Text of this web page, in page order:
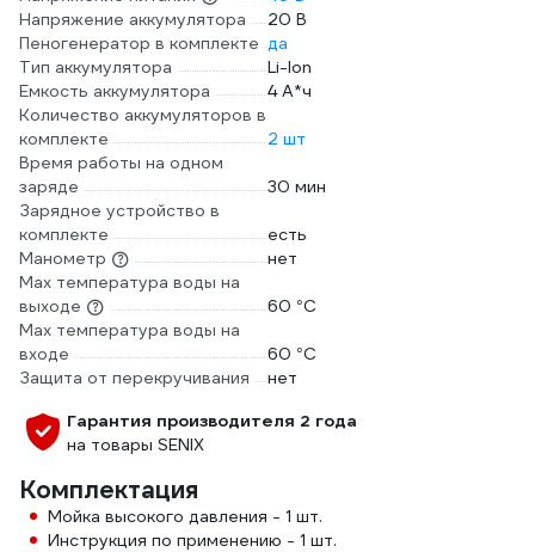
Напряжение аккумулятора
20 В
Пеногенератор в комплекте да
Тип аккумулятора
Li-Ion
Емкость аккумулятора
4 А*ч
Количество аккумуляторов в
комплекте
2 шт
Время работы на одном
заряде
30 мин
Зарядное устройство в
комплекте
есть
Манометр
нет
Max температура воды на
выходе
60 °С
Max температура воды на
входе
60 °С
Защита от перекручивания
нет
Гарантия производителя 2 года
на товары SENIX
Комплектация
Мойка высокого давления - 1 шт.
Инструкция по применению - 1 шт.